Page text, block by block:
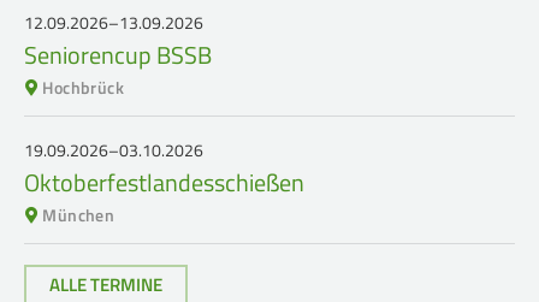
12.09.2026–13.09.2026
Seniorencup BSSB
Hochbrück
19.09.2026–03.10.2026
Oktoberfestlandesschießen
München
ALLE TERMINE
Navigation
überspringen
Datenschutz